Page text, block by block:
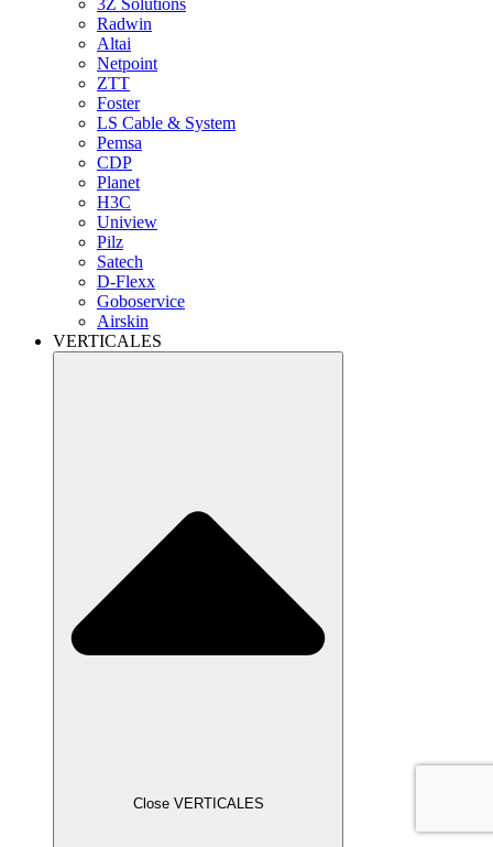
3Z Solutions
Radwin
Altai
Netpoint
ZTT
Foster
LS Cable & System
Pemsa
CDP
Planet
H3C
Uniview
Pilz
Satech
D-Flexx
Goboservice
Airskin
VERTICALES
Close VERTICALES